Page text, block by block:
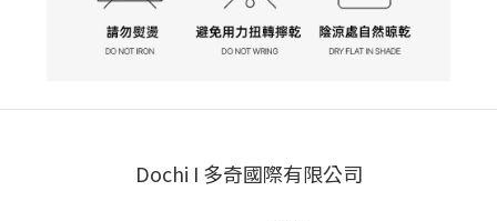
Dochi I 多奇國際有限公司